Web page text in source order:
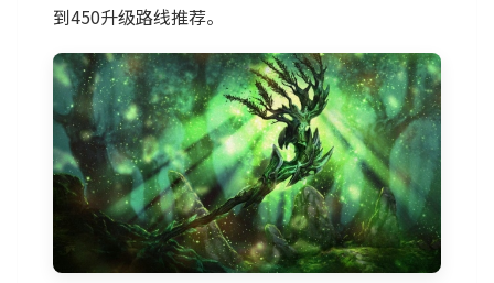
到450升级路线推荐。